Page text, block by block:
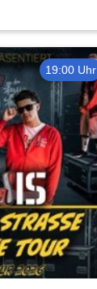
19:00 Uhr